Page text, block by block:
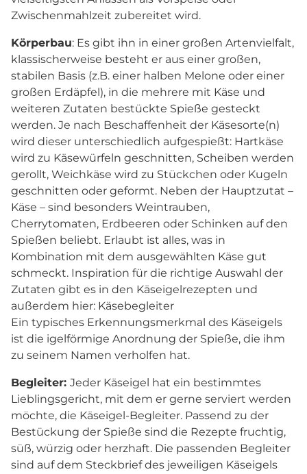
Zwischenmahlzeit zubereitet wird.
Körperbau: Es gibt ihn in einer großen Artenvielfalt,
klassischerweise besteht er aus einer großen,
stabilen Basis (z.B. einer halben Melone oder einer
großen Erdäpfel), in die mehrere mit Käse und
weiteren Zutaten bestückte Spieße gesteckt
werden. Je nach Beschaffenheit der Käsesorte(n)
wird dieser unterschiedlich aufgespießt: Hartkäse
wird zu Käsewürfeln geschnitten, Scheiben werden
gerollt, Weichkäse wird zu Stückchen oder Kugeln
geschnitten oder geformt. Neben der Hauptzutat –
Käse – sind besonders Weintrauben,
Cherrytomaten, Erdbeeren oder Schinken auf den
Spießen beliebt. Erlaubt ist alles, was in
Kombination mit dem ausgewählten Käse gut
schmeckt. Inspiration für die richtige Auswahl der
Zutaten gibt es in den Käseigelrezepten und
außerdem hier: Käsebegleiter
Ein typisches Erkennungsmerkmal des Käseigels
ist die igelförmige Anordnung der Spieße, die ihm
zu seinem Namen verholfen hat.
Begleiter: Jeder Käseigel hat ein bestimmtes
Lieblingsgericht, mit dem er gerne serviert werden
möchte, die Käseigel-Begleiter. Passend zu der
Bestückung der Spieße sind die Rezepte fruchtig,
süß, würzig oder herzhaft. Die passenden Begleiter
sind auf dem Steckbrief des jeweiligen Käseigels